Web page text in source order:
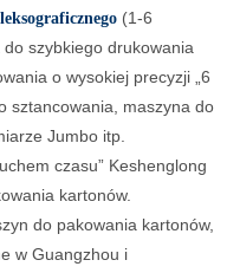
(1-6
szybkiego drukowania
o wysokiej precyzji „6
sztancowania, maszyna do
Jumbo itp.
czasu” Keshenglong
kartonów.
do pakowania kartonów,
w Guangzhou i